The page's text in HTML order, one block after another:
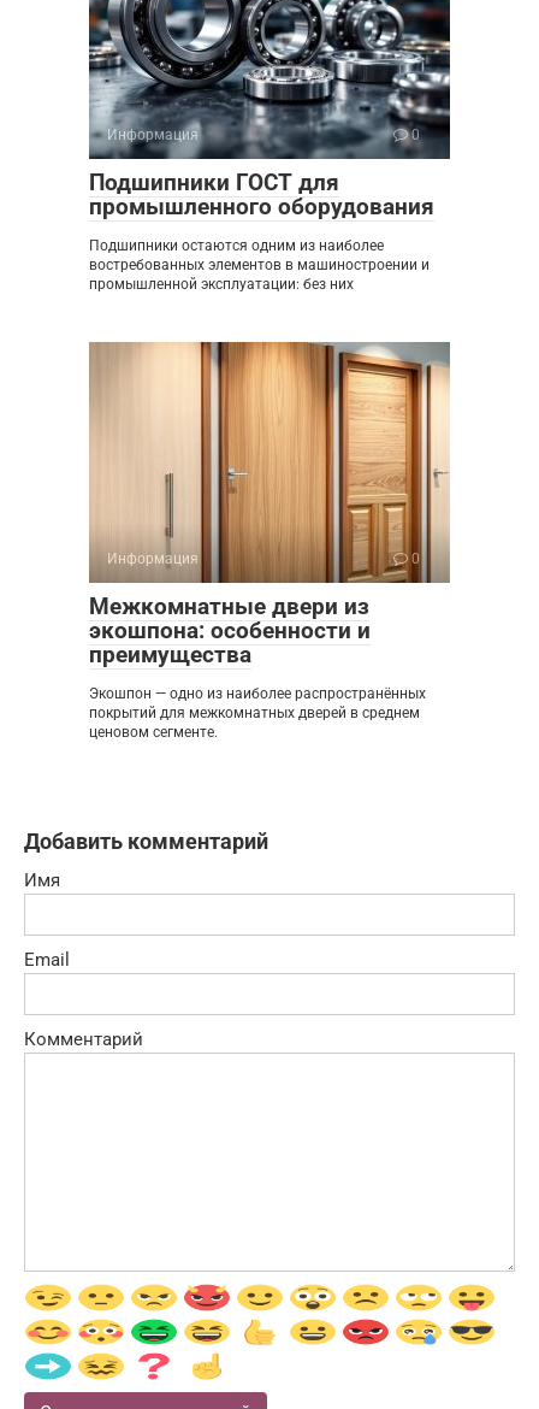
Информация 0
Подшипники ГОСТ для
промышленного оборудования
Подшипники остаются одним из наиболее
востребованных элементов в машиностроении и
промышленной эксплуатации: без них
Информация 0
Межкомнатные двери из
экошпона: особенности и
преимущества
Экошпон — одно из наиболее распространённых
покрытий для межкомнатных дверей в среднем
ценовом сегменте.
Добавить комментарий
Имя
Email
Комментарий